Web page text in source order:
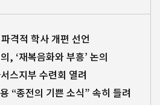
격적 학사 개편 선언
, ‘재복음화와 부흥’ 논의
스지부 수련회 열려
“종전의 기쁜 소식” 속히 들려